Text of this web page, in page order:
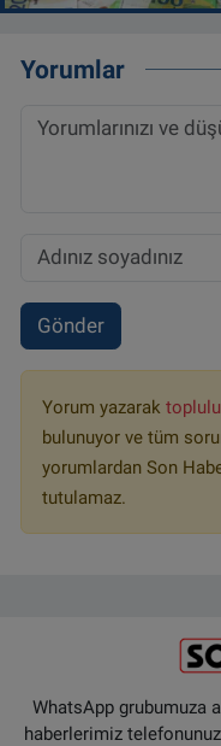
Yorumlar
Gönder
Yorum yazarak
bulunuyor ve tüm
yorumlardan Son
tutulamaz.
WhatsApp grubumuza
haberlerimiz